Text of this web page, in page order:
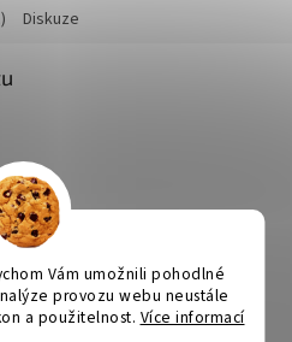
Vám umožnili pohodlné
provozu webu neustále
a použitelnost. Více informací
Diskuze
MHz
rovině : 55°